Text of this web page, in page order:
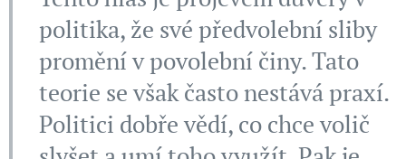
politika, že své předvolební sliby
promění v povolební činy. Tato
teorie se však často nestává praxí.
Politici dobře vědí, co chce volič